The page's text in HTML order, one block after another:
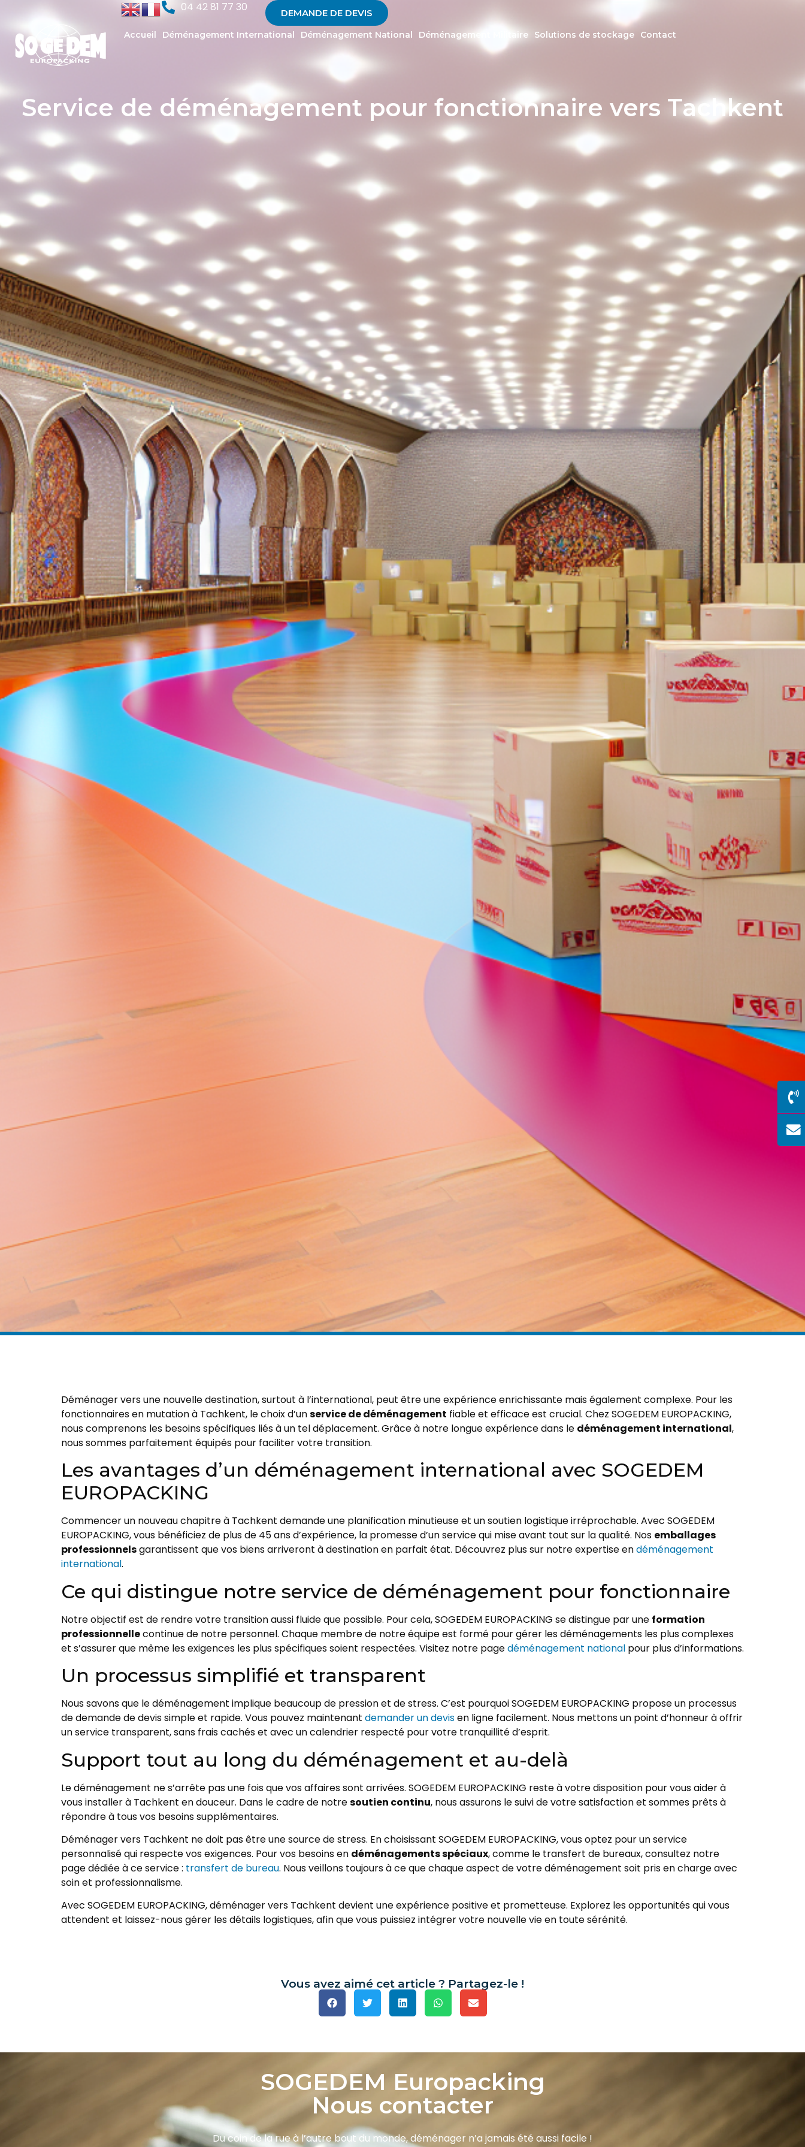
04 42 81 77 30 DEMANDE DE DEVIS
Accueil Déménagement International Déménagement National Déménagement Militaire Solutions de stockage Contact
Service de déménagement pour fonctionnaire vers Tachkent
Déménager vers une nouvelle destination, surtout à l’international, peut être une expérience enrichissante mais également complexe. Pour les
fonctionnaires en mutation à Tachkent, le choix d’unservice de déménagement fiable et efficace est crucial. Chez SOGEDEM EUROPACKING,
nous comprenons les besoins spécifiques liés à un tel déplacement. Grâce à notre longue expérience dans le déménagement international,
nous sommes parfaitement équipés pour faciliter votre transition.
Les avantages d’un déménagement international avec SOGEDEM
EUROPACKING
Commencer un nouveau chapitre à Tachkent demande une planification minutieuse et un soutien logistique irréprochable. Avec SOGEDEM
EUROPACKING, vous bénéficiez de plus de 45 ans d’expérience, la promesse d’un service qui mise avant tout sur la qualité. Nos emballages
professionnelsgarantissent que vos biens arriveront à destination en parfait état. Découvrez plus sur notre expertise endéménagement
international.
Ce qui distingue notre service de déménagement pour fonctionnaire
Notre objectif est de rendre votre transition aussi fluide que possible. Pour cela, SOGEDEM EUROPACKING se distingue par une formation
professionnellecontinue de notre personnel. Chaque membre de notre équipe est formé pour gérer les déménagements les plus complexes
et s’assurer que même les exigences les plus spécifiques soient respectées. Visitez notre pagedéménagement national pour plus d’informations.
Un processus simplifié et transparent
Nous savons que le déménagement implique beaucoup de pression et de stress. C’est pourquoi SOGEDEM EUROPACKING propose un processus
de demande de devis simple et rapide. Vous pouvez maintenant demander un devisen ligne facilement. Nous mettons un point d’honneur à offrir
un service transparent, sans frais cachés et avec un calendrier respecté pour votre tranquillité d’esprit.
Support tout au long du déménagement et au-delà
Le déménagement ne s’arrête pas une fois que vos affaires sont arrivées. SOGEDEM EUROPACKING reste à votre disposition pour vous aider à
vous installer à Tachkent en douceur. Dans le cadre de notresoutien continu, nous assurons le suivi de votre satisfaction et sommes prêts à
répondre à tous vos besoins supplémentaires.
Déménager vers Tachkent ne doit pas être une source de stress. En choisissant SOGEDEM EUROPACKING, vous optez pour un service
personnalisé qui respecte vos exigences. Pour vos besoins en déménagements spéciaux, comme le transfert de bureaux, consultez notre
page dédiée à ce service : transfert de bureau. Nous veillons toujours à ce que chaque aspect de votre déménagement soit pris en charge avec
soin et professionnalisme.
Avec SOGEDEM EUROPACKING, déménager vers Tachkent devient une expérience positive et prometteuse. Explorez les opportunités qui vous
attendent et laissez-nous gérer les détails logistiques, afin que vous puissiez intégrer votre nouvelle vie en toute sérénité.
Vous avez aimé cet article ? Partagez-le !
SOGEDEM Europacking
Nous contacter
Du coin de la rue à l’autre bout du monde, déménager n’a jamais été aussi facile !